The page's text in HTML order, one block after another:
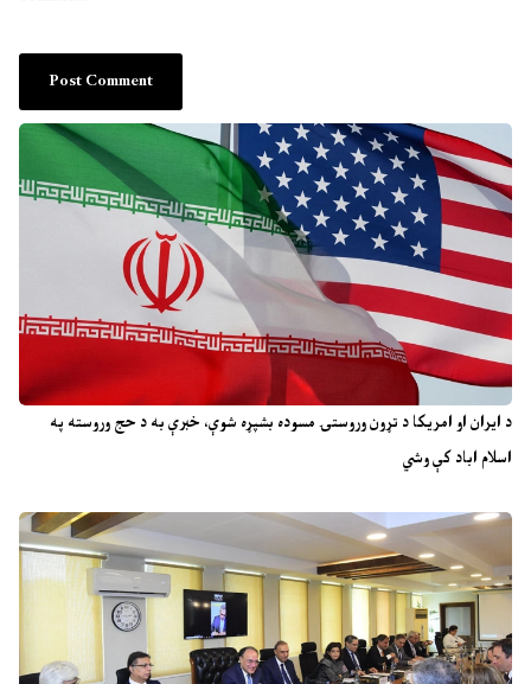
د ایران او امریکا د تړون وروستۍ مسوده بشپړه شوې، خبرې به د حج وروسته په
اسلام اباد کې وشي